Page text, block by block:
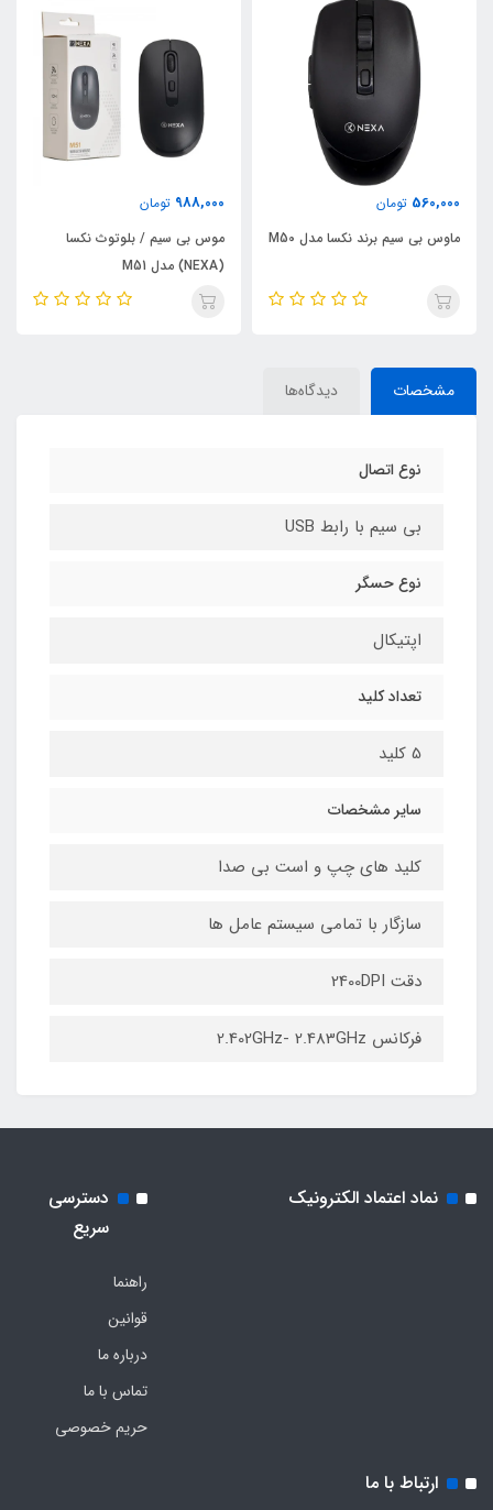
560,000 تومان
ماوس بی سیم برند نکسا مدل M50
988,000 تومان
موس بی سیم / بلوتوث نکسا
(NEXA) مدل M51
مشخصات دیدگاه‌ها
نوع اتصال
بی سیم با رابط USB
نوع حسگر
اپتیکال
تعداد کلید
5 کلید
سایر مشخصات
کلید های چپ و است بی صدا
سازگار با تمامی سیستم عامل ها
دقت 2400DPI
فرکانس 2.402GHz- 2.483GHz
نماد اعتماد الکترونیک
دسترسی
سریع
راهنما
قوانین
درباره ما
تماس با ما
حریم خصوصی
ارتباط با ما